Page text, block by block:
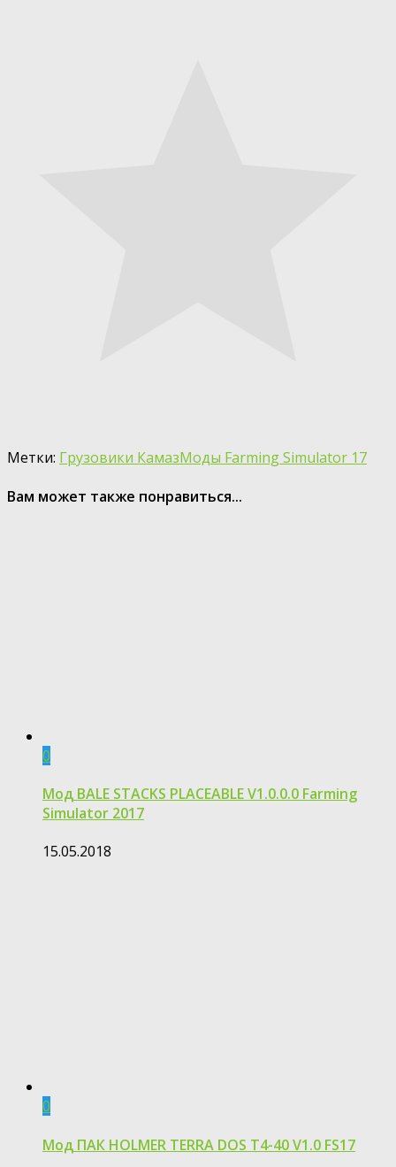
Метки: Грузовики КамазМоды Farming Simulator 17
Вам может также понравиться...
0
Мод BALE STACKS PLACEABLE V1.0.0.0 Farming
Simulator 2017
15.05.2018
0
Мод ПАК HOLMER TERRA DOS T4-40 V1.0 FS17